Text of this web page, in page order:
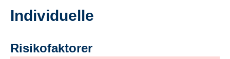
Individuelle
Risikofaktorer
Handlingsplan for godt skolemiljø 2025-2027 Myre skole
Visma Flyt Samspill